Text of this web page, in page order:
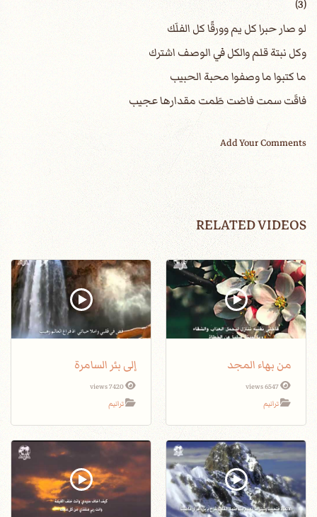
(3)
لو صار حبرا كل يم وورقًا كل الفلَك
وكل نبتة قلم والكل في الوصف اشترك
ما كتبوا ما وصفوا محبة الحبيب
فاقَت سمت فاضت طَمت مقدارها عجيب
Add Your Comments
RELATED VIDEOS
من بهاء المجد
6547 views
ترانيم
إلى بئر السامرة
7420 views
ترانيم